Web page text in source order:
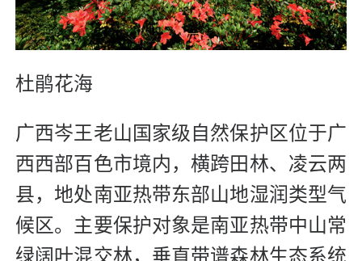
杜鹃花海
广西岑王老山国家级自然保护区位于广
西西部百色市境内，横跨田林、凌云两
县，地处南亚热带东部山地湿润类型气
候区。主要保护对象是南亚热带中山常
绿阔叶混交林，垂直带谱森林生态系统